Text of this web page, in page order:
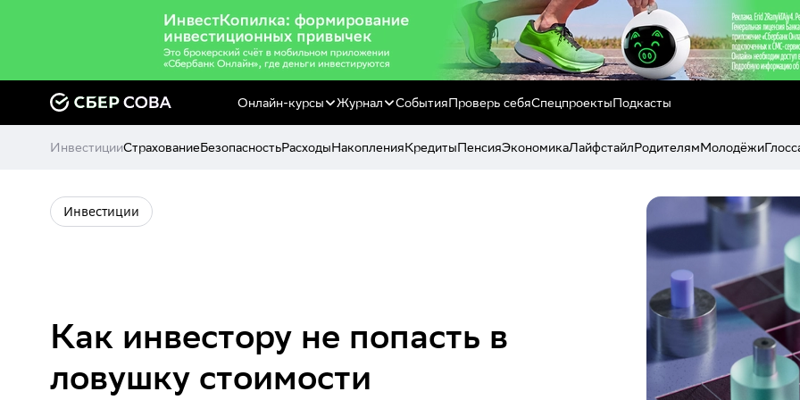
Онлайн-курсы Журнал СобытияПроверь себяСпецпроектыПодкасты
ИнвестицииСтрахованиеБезопасностьРасходыНакопленияКредитыПенсияЭкономикаЛайфстайлРодителямМолодёжи
Инвестиции
Как инвестору не попасть в
ловушку стоимости